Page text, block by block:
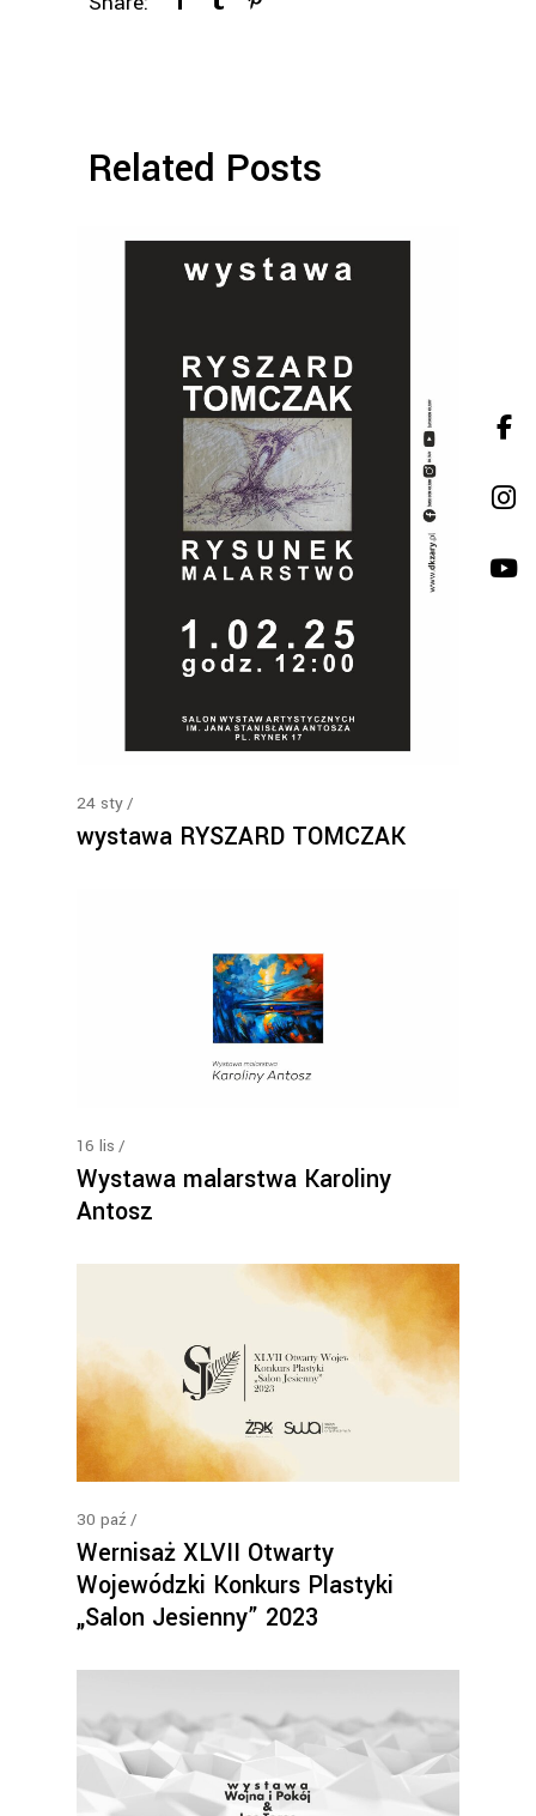
Related Posts
24 sty
wystawa RYSZARD TOMCZAK
16 lis
Wystawa malarstwa Karoliny
Antosz
30 paź
Wernisaż XLVII Otwarty
Wojewódzki Konkurs Plastyki
„Salon Jesienny” 2023